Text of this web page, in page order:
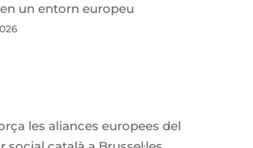
un entorn europeu
les aliances europees del